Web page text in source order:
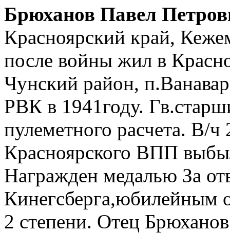
Брюханов Павел
Красноярский край,
после войны жил в
Чунский район,
РВК в 1941году.
пулеметного расчета. В/ч
Красноярского ВПП
Награжден медалью За
Кинегсберга,юбилейным
2 степени. Отец